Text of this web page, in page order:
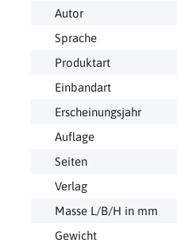
Autor
Sprache
Produktart
Einbandart
Erscheinungsjahr
Auflage
Seiten
Verlag
Masse L/B/H in mm
Gewicht